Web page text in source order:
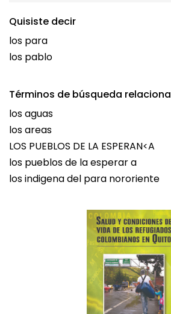
Quisiste decir
los para
los pablo
Términos de búsqueda
los aguas
los areas
LOS PUEBLOS DE LA ESPERAN<A
los pueblos de la esperar a
los indigena del para nororiente